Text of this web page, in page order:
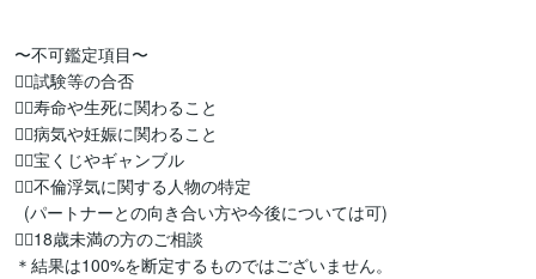
〜不可鑑定項目〜
✩⃝試験等の合否
✩⃝寿命や生死に関わること
✩⃝病気や妊娠に関わること
✩⃝宝くじやギャンブル
✩⃝不倫浮気に関する人物の特定
✩⃝18歳未満の方のご相談
＊結果は100%を断定するものではございません。